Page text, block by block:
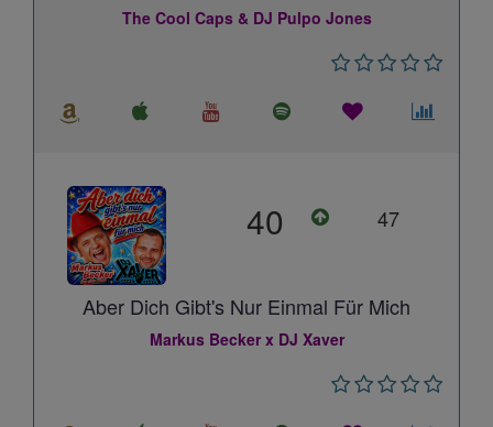
The Cool Caps & DJ Pulpo Jones
40 47
Aber Dich Gibt's Nur Einmal Für Mich
Markus Becker x DJ Xaver